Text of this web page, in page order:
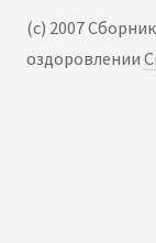
(c) 2007
оздоровлении